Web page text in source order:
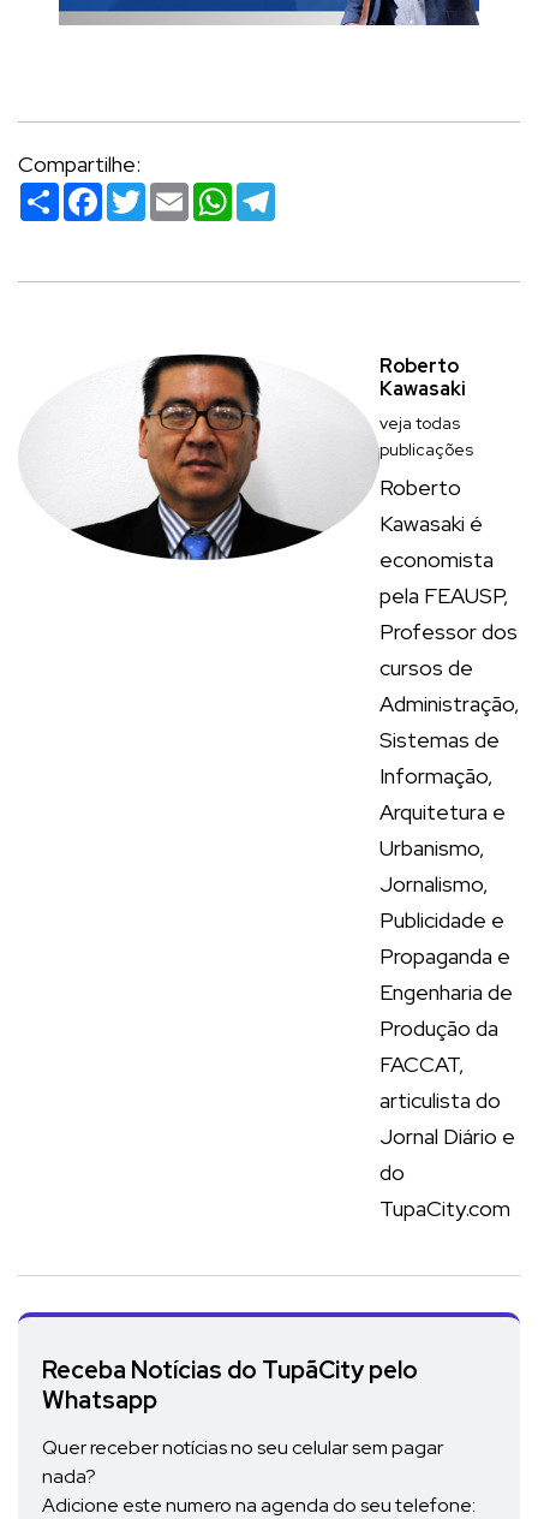
Compartilhe:
Compartilhar
Facebook
TwitterEmailWhatsApp
Roberto
Kawasaki
veja todas
publicações
Roberto
Kawasaki é
economista
pela FEAUSP,
Professor dos
cursos de
Administração,
Sistemas de
Informação,
Arquitetura e
Urbanismo,
Jornalismo,
Publicidade e
Propaganda e
Engenharia de
Produção da
FACCAT,
articulista do
Jornal Diário e
do
TupaCity.com
Receba Notícias do TupãCity pelo
Whatsapp
Quer receber notícias no seu celular sem pagar
nada?
Adicione este numero na agenda do seu telefone: